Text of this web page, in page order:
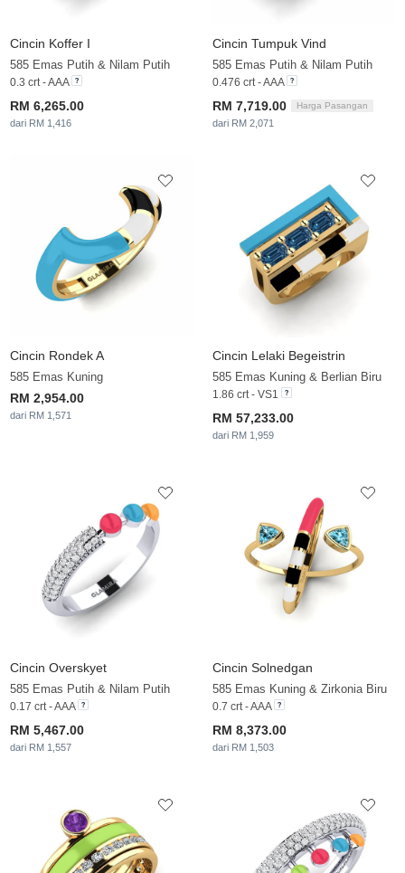
Cincin Koffer I
585 Emas Putih & Nilam Putih
0.3 crt - AAA
RM 6,265.00
dari RM 1,416
Cincin Tumpuk Vind
585 Emas Putih & Nilam Putih
0.476 crt - AAA
RM 7,719.00 Harga Pasangan
dari RM 2,071
Cincin Rondek A
585 Emas Kuning
RM 2,954.00
dari RM 1,571
Cincin Lelaki Begeistrin
585 Emas Kuning & Berlian Biru
1.86 crt - VS1
RM 57,233.00
dari RM 1,959
Cincin Overskyet
585 Emas Putih & Nilam Putih
0.17 crt - AAA
RM 5,467.00
dari RM 1,557
Cincin Solnedgan
585 Emas Kuning & Zirkonia Biru
0.7 crt - AAA
RM 8,373.00
dari RM 1,503